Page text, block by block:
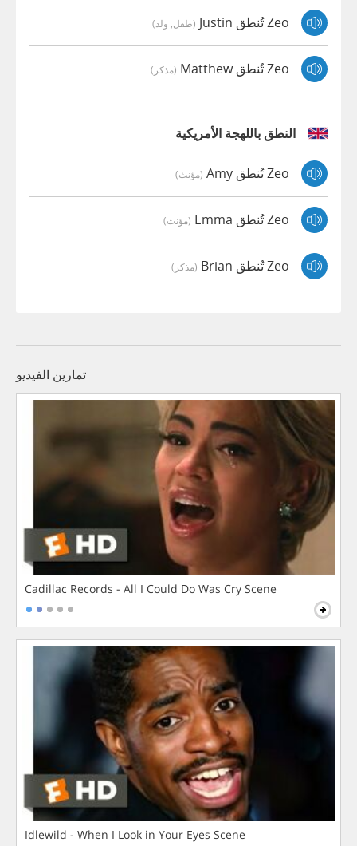
Zeo تُنطق Justin (طفل, ولد)
Zeo تُنطق Matthew (مذكر)
النطق باللهجة الأمريكية
Zeo تُنطق Amy (مؤنث)
Zeo تُنطق Emma (مؤنث)
Zeo تُنطق Brian (مذكر)
تمارين الفيديو
Cadillac Records - All I Could Do Was Cry Scene
Idlewild - When I Look in Your Eyes Scene